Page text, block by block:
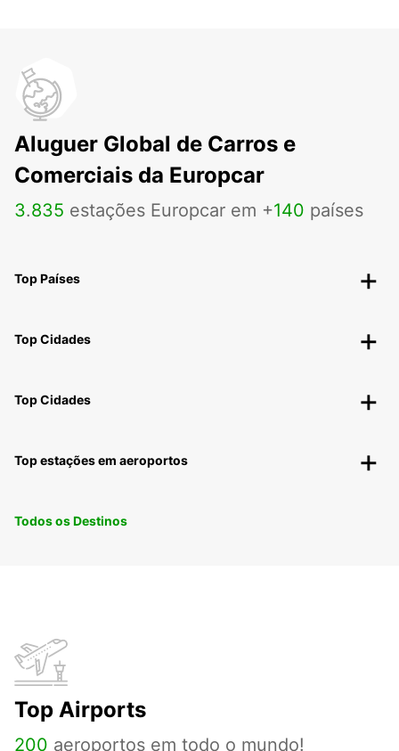
Aluguer Global de Carros e
Comerciais da Europcar
3.835 estações Europcar em +140 países
Top Países
Top Cidades
Top Cidades
Top estações em aeroportos
Todos os Destinos
Top Airports
200 aeroportos em todo o mundo!